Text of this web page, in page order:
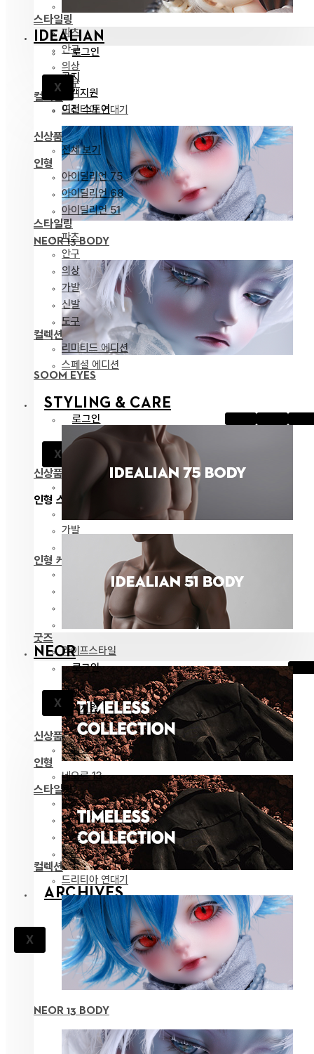
스타일링
파츠
안구
의상
도구
컬렉션
드리티아 연대기
NEOR 13 BODY
SOOM EYES
STYLING & CARE
로그인
X
공지
신상품
전체 보기
인형 스타일링
가발
인형 케어
메이크업용품
커스텀용품
굿즈
라이프스타일
ARCHIVES
X
IDEALIAN
로그인
X
공지
고객지원
이전 스토어
신상품
전체 보기
인형
아이딜리언 75
아이딜리언 68
아이딜리언 51
스타일링
파츠
안구
의상
가발
신발
도구
컬렉션
리미티드 에디션
스페셜 에디션
NEOR
로그인
X
공지
고객지원
신상품
전체 보기
인형
네오르 13
스타일링
파츠
안구
의상
도구
컬렉션
드리티아 연대기
NEOR 13 BODY